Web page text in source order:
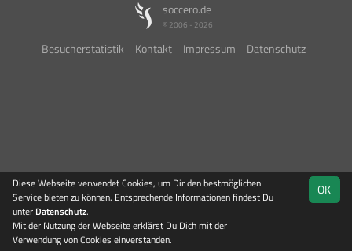
soccero.de
© 2006 - 2026
Besucherstatistik Kontakt Impressum Datenschutz
OK
Diese Webseite verwendet Cookies, um Dir den bestmöglichen
Service bieten zu können. Entsprechende Informationen findest Du
unter Datenschutz.
Mit der Nutzung der Webseite erklärst Du Dich mit der
Verwendung von Cookies einverstanden.